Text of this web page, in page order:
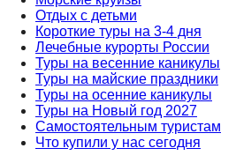
Отдых с детьми
Короткие туры на 3-4 дня
Лечебные курорты России
Туры на весенние каникулы
Туры на майские праздники
Туры на осенние каникулы
Туры на Новый год 2027
Самостоятельным туристам
Что купили у нас сегодня